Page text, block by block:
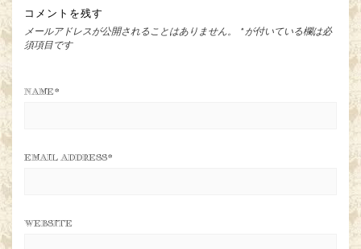
コメントを残す
メールアドレスが公開されることはありません。 *が付いている欄は必
須項目です
NAME*
EMAIL ADDRESS*
WEBSITE